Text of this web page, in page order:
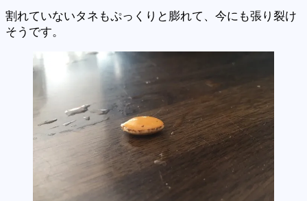
割れていないタネもぷっくりと膨れて、今にも張り裂け
そうです。